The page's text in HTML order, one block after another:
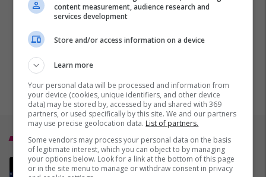
Top 5
Gjithçka që po ndodh në
content measurement, audience research and
services development
Store and/or access information on a device
Learn more
Your personal data will be processed and information from
your device (cookies, unique identifiers, and other device
data) may be stored by, accessed by and shared with 369
partners, or used specifically by this site. We and our partners
may use precise geolocation data. List of partners.
Some vendors may process your personal data on the basis
of legitimate interest, which you can object to by managing
your options below. Look for a link at the bottom of this page
or in the site menu to manage or withdraw consent in privacy